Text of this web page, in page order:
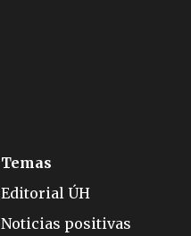
Temas
Editorial ÚH
Noticias positivas